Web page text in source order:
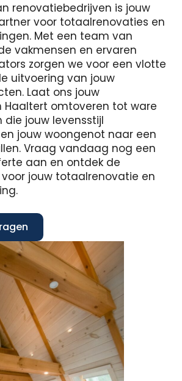
renovatiebedrijven is jouw
voor totaalrenovaties en
Met een team van
vakmensen en ervaren
zorgen we voor een vlotte
uitvoering van jouw
Laat ons jouw
Haaltert omtoveren tot ware
die jouw levensstijl
jouw woongenot naar een
Vraag vandaag nog een
aan en ontdek de
jouw totaalrenovatie en